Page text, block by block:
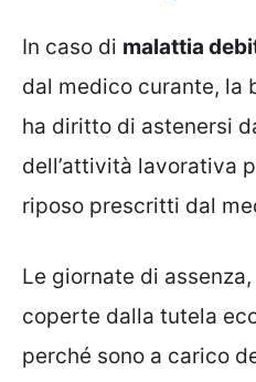
In caso di malattia
dal medico curante, la
ha diritto di astenersi
dell’attività lavorativa
riposo prescritti dal
Le giornate di
coperte dalla tutela
perché sono a carico